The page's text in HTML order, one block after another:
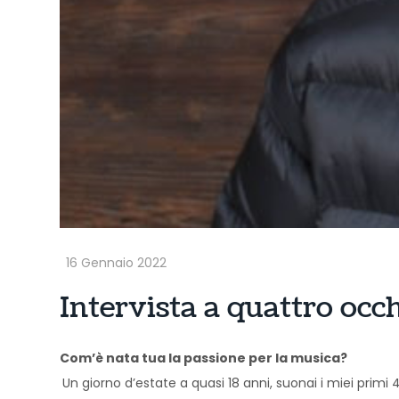
Intervista a quattro
Com’è nata tua la passione per la musica?
Un giorno d’estate a quasi 18 anni, suonai i miei